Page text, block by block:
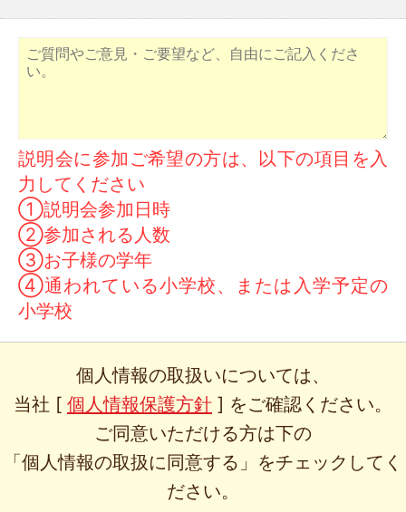
説明会に参加ご希望の方は、以下の項目を入
力してください
①説明会参加日時
②参加される人数
③お子様の学年
④通われている小学校、または入学予定の
小学校
個人情報の取扱いについては、
当社 [ 個人情報保護方針 ] をご確認ください。
ご同意いただける方は下の
「個人情報の取扱に同意する」をチェックしてく
ださい。